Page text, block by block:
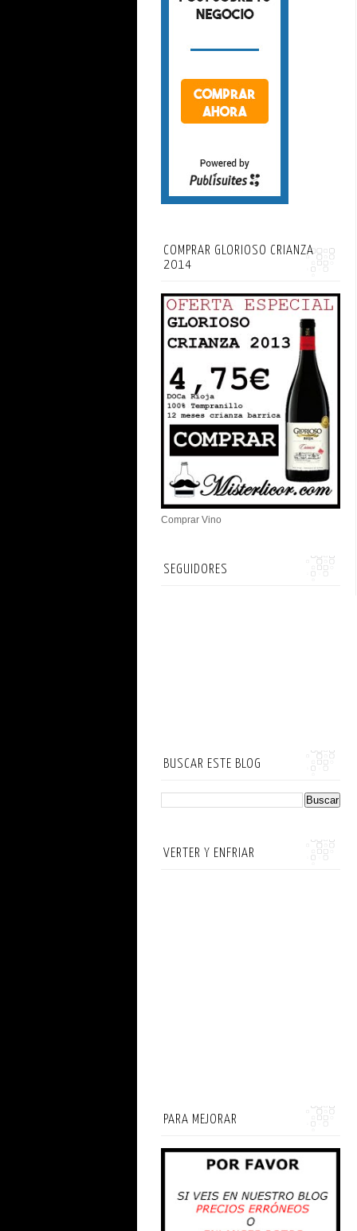
COMPRAR GLORIOSO CRIANZA
2014
Comprar Vino
SEGUIDORES
BUSCAR ESTE BLOG
VERTER Y ENFRIAR
PARA MEJORAR